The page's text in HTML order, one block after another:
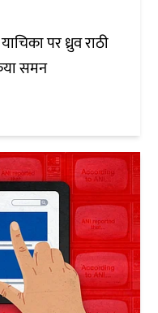
पर ध्रुव राठी
समन